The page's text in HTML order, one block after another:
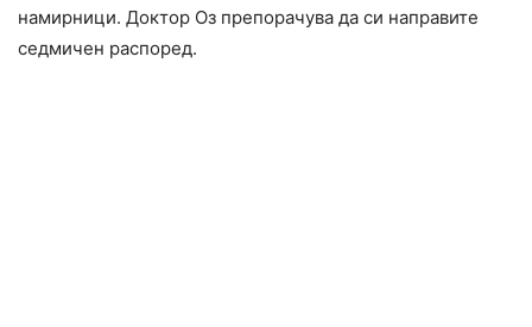
намирници. Доктор Оз препорачува да си направите
седмичен распоред.